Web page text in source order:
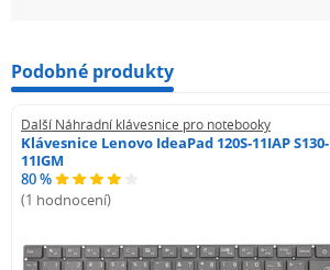
Podobné produkty
Další Náhradní klávesnice pro notebooky
Klávesnice Lenovo IdeaPad 120S-11IAP S130-
11IGM
80 %
(1 hodnocení)